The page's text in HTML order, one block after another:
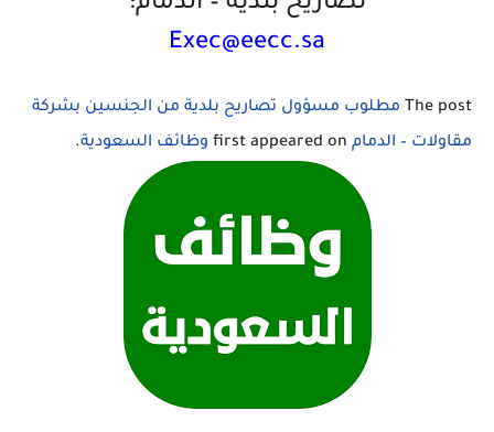
Exec@eecc.sa
The post مطلوب مسؤول تصاريح بلدية من الجنسين بشركة
مقاولات – الدمام
وظائف السعودية.